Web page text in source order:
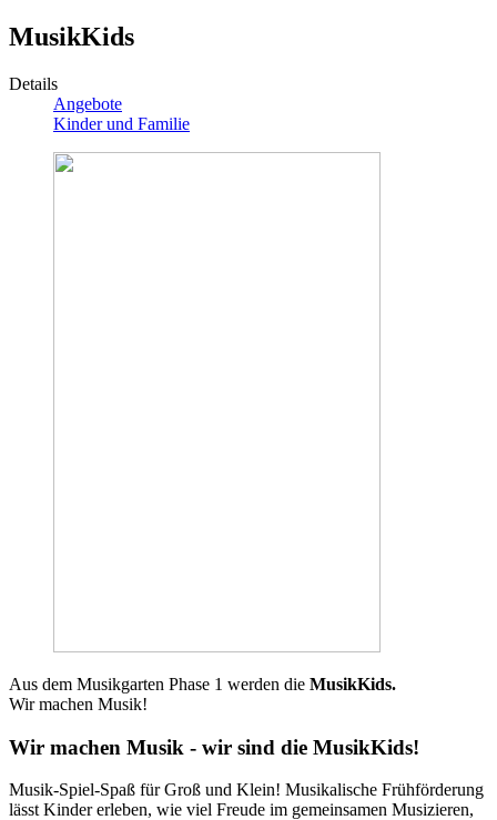
MusikKids
Details
Angebote
Kinder und Familie
Aus dem Musikgarten Phase 1 werden die MusikKids.
Wir machen Musik!
Wir machen Musik - wir sind die MusikKids!
Musik-Spiel-Spaß für Groß und Klein! Musikalische Frühförderung
lässt Kinder erleben, wie viel Freude im gemeinsamen Musizieren,